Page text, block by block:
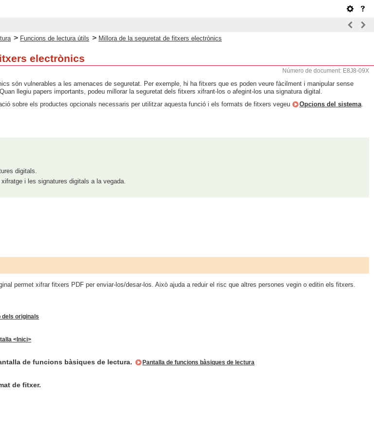
> Funcions de lectura útils > Millora de la seguretat de fitxers electrònics
electrònics
Número de document: E8J8-09X
són vulnerables a les amenaces de seguretat. Per exemple, hi ha fitxers que es poden veure fàcilment i manipular sense
llegiu papers importants, podeu millorar la seguretat dels fitxers xifrant-los o afegint-los una signatura digital.
sobre els productes opcionals necessaris per utilitzar aquesta funció i els formats de fitxers vegeu
Opcions del sistema.
digitals.
i les signatures digitals a la vegada.
permet xifrar fitxers PDF per enviar-los/desar-los. Això ajuda a reduir el risc que altres persones vegin o editin els fitxers.
dels originals
<Inici>
de funcions bàsiques de lectura. Pantalla de funcions bàsiques de lectura
de fitxer.